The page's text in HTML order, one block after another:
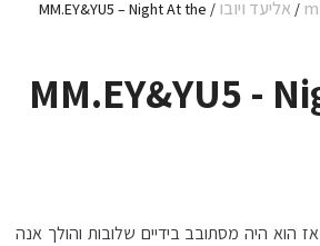
/ אליעד ויובו
/ MM.EY&YU5 – Night At the
MM.EY&YU5 -
הוא היה מסתובב בידיים שלובות והולך אנה